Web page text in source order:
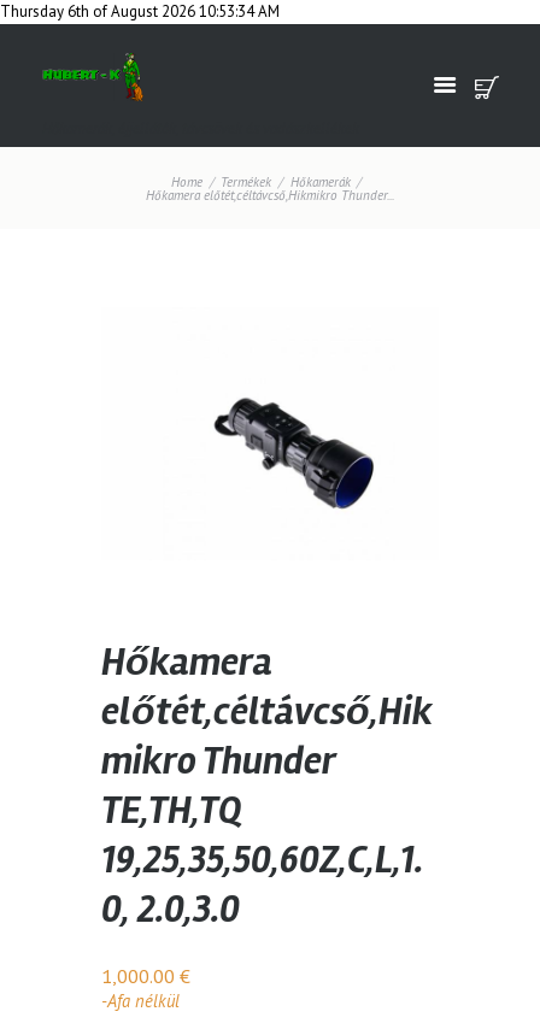
Thursday 6th of August 2026 10:53:34 AM
Home Termékek Hőkamerák
Hőkamera előtét,céltávcső,Hikmikro Thunder...
Hőkamera
előtét,céltávcső,Hik
mikro Thunder
TE,TH,TQ
19,25,35,50,60Z,C,L,1.
0, 2.0,3.0
1,000.00 €
-Afa nélkül